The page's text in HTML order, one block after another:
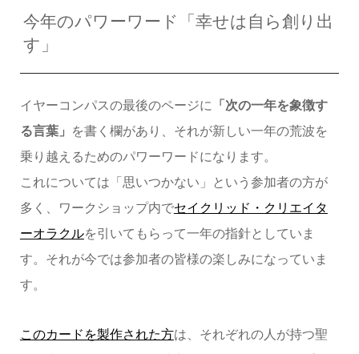
今年のパワーワード「幸せは自ら創り出
す」
イヤーコンパスの最後のページに
「次の一年を象徴す
る言葉」
を書く欄があり、それが新しい一年の荒波を
乗り越えるためのパワーワードになります。
これについては「思いつかない」という参加者の方が
多く、ワークショップ内でセイクリッド・クリエイタ
ーオラクルを引いてもらって一年の指針としていま
す。それが今では参加者の皆様の楽しみになっていま
す。
このカードを製作された方は、それぞれの人が持つ聖